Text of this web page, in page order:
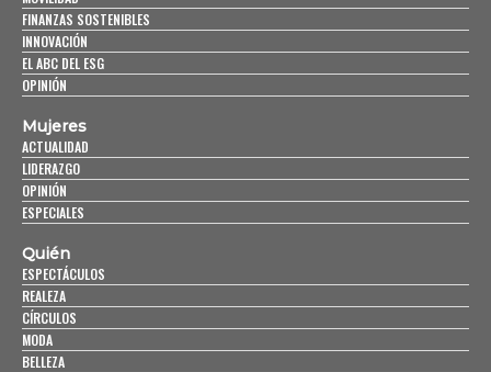
FINANZAS SOSTENIBLES
INNOVACIÓN
EL ABC DEL ESG
OPINIÓN
Mujeres
ACTUALIDAD
LIDERAZGO
OPINIÓN
ESPECIALES
Quién
ESPECTÁCULOS
REALEZA
CÍRCULOS
MODA
BELLEZA